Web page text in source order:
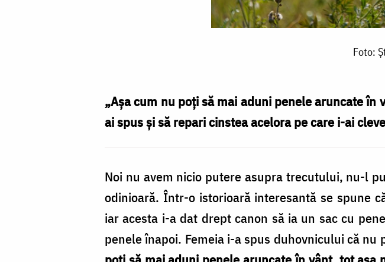
Foto:
„Așa cum nu poți să mai aduni penele aruncate
ai spus și să repari cinstea acelora pe care i-ai
Noi nu avem nicio putere asupra trecutului, nu-l
odinioară. Într-o istorioară interesantă se spune
iar acesta i-a dat drept canon să ia un sac cu
penele înapoi. Femeia i-a spus duhovnicului că nu